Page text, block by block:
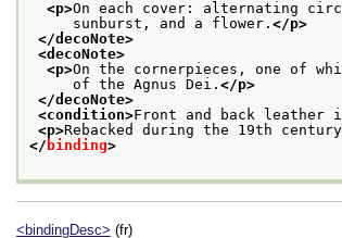
<p>On each cover: alternating
sunburst, and a flower. </p>
</decoNote>
<decoNote>
<p>On the cornerpieces, one of
of the Agnus Dei. </p>
</decoNote>
<condition>Front and back leather
<p>Rebacked during the 19th
</ binding>
<bindingDesc> (fr)